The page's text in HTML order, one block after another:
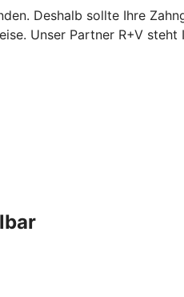
Deshalb sollte Ihre
Unser Partner R+V